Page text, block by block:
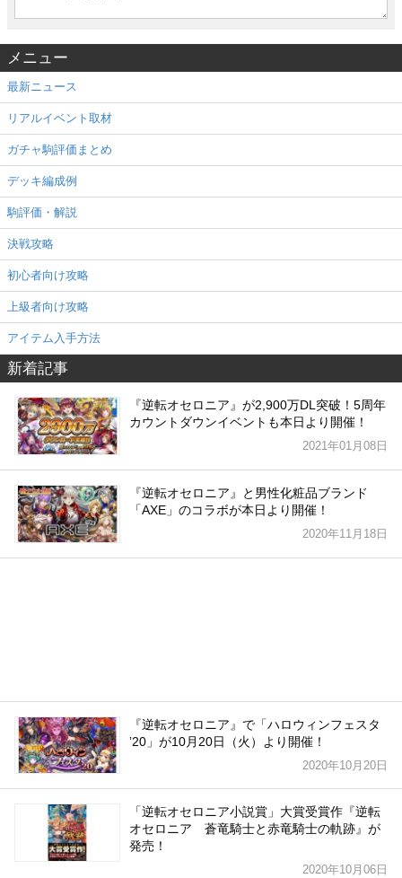
メニュー
最新ニュース
リアルイベント取材
ガチャ駒評価まとめ
デッキ編成例
駒評価・解説
決戦攻略
初心者向け攻略
上級者向け攻略
アイテム入手方法
新着記事
『逆転オセロニア』が2,900万DL突破！5周年
カウントダウンイベントも本日より開催！
2021年01月08日
『逆転オセロニア』と男性化粧品ブランド
「AXE」のコラボが本日より開催！
2020年11月18日
『逆転オセロニア』で「ハロウィンフェスタ
ʼ20」が10月20日（火）より開催！
2020年10月20日
「逆転オセロニア小説賞」大賞受賞作『逆転
オセロニア 蒼竜騎士と赤竜騎士の軌跡』が
発売！
2020年10月06日